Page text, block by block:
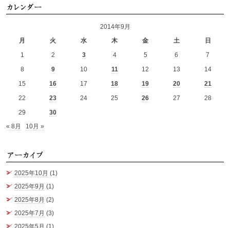
2014年9月
月
火 水 木 金 土
日
1
2 3 4 5 6
7
8
9 10 11 12 13
14
15
16 17 18 19 20
21
22
23 24 25 26 27
28
29
30
« 8月
10月 »
2025年10月 (1)
2025年9月 (1)
2025年8月 (2)
2025年7月 (3)
2025年5月 (1)